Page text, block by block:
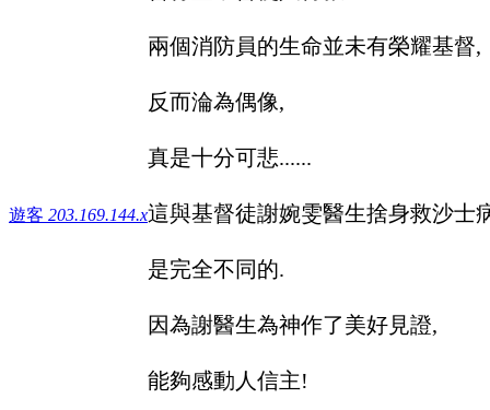
遊客 203.169.144.x
兩個消防員的生命並未有榮耀基督,
反而淪為偶像,
真是十分可悲......
這與基督徒謝婉雯醫生捨身救沙士
是完全不同的.
因為謝醫生為神作了美好見證,
能夠感動人信主!